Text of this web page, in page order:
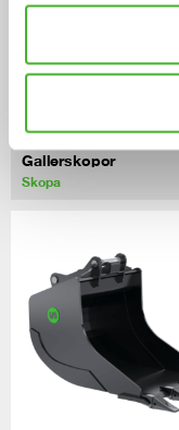
Gallerskopor
Skopa